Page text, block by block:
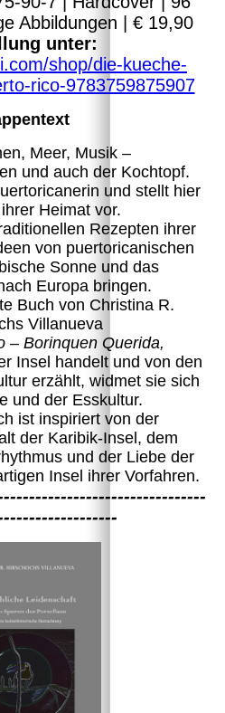
Abbildungen | € 19,90
unter:
shop/die-kueche-
rico-9783759875907
Meer, Musik –
und auch der Kochtopf.
und stellt hier
Heimat vor.
Rezepten ihrer
von puertoricanischen
Sonne und das
Europa bringen.
Buch von Christina R.
Villanueva
– Borinquen Querida,
Insel handelt und von den
erzählt, widmet sie sich
und der Esskultur.
ist inspiriert von der
der Karibik-Insel, dem
und der Liebe der
Insel ihrer Vorfahren.